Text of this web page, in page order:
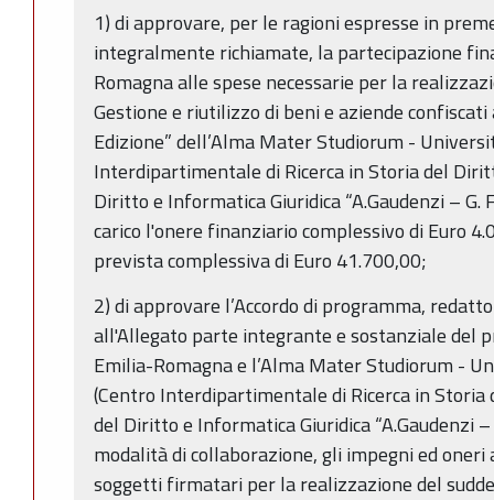
1) di approvare, per le ragioni espresse in
integralmente richiamate, la partecipazione
Romagna alle spese necessarie per la
Gestione e riutilizzo di beni e aziende
Edizione” dell’Alma Mater Studiorum -
Interdipartimentale di Ricerca in Storia del
Diritto e Informatica Giuridica “A.Gaudenzi – G.
carico l'onere finanziario complessivo di Euro
prevista complessiva di Euro 41.700,00;
2) di approvare l’Accordo di programma,
all'Allegato parte integrante e sostanziale del
Emilia-Romagna e l’Alma Mater Studiorum -
(Centro Interdipartimentale di Ricerca in
del Diritto e Informatica Giuridica “A.Gaudenzi
modalità di collaborazione, gli impegni ed
soggetti firmatari per la realizzazione del